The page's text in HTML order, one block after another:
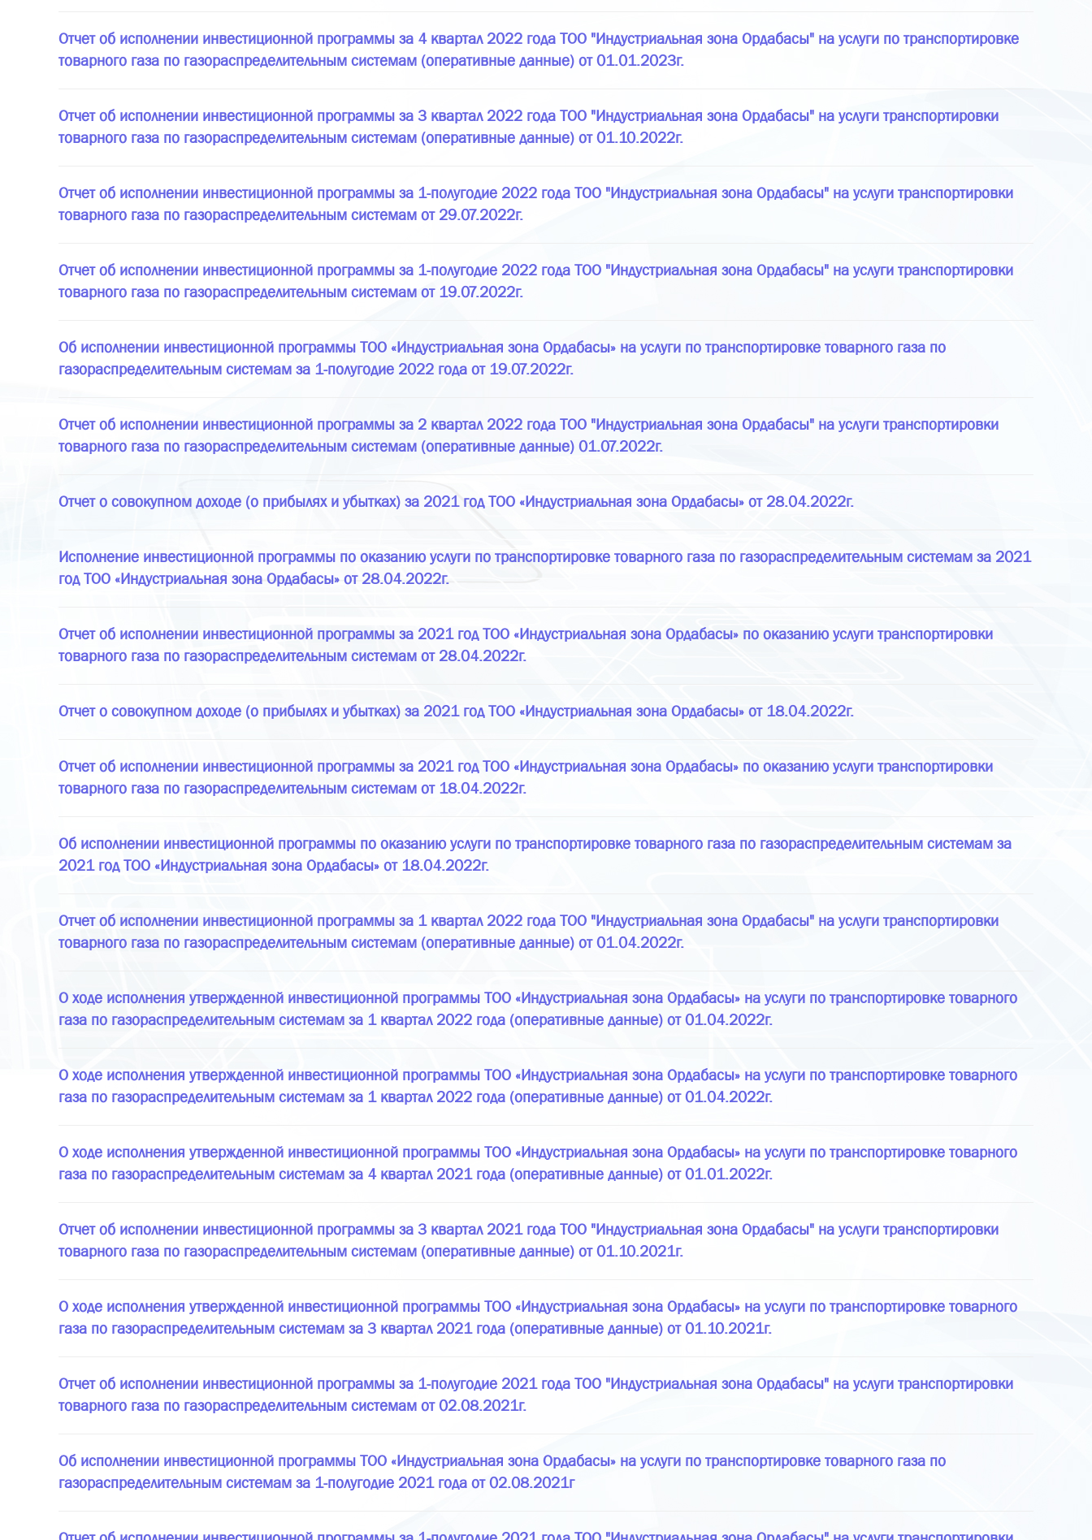
Отчет об исполнении инвестиционной программы за 4 квартал 2022 года ТОО "Индустриальная зона Ордабасы" на услуги по транспортировке
товарного газа по газораспределительным системам (оперативные данные) от 01.01.2023г.
Отчет об исполнении инвестиционной программы за 3 квартал 2022 года ТОО "Индустриальная зона Ордабасы" на услуги транспортировки
товарного газа по газораспределительным системам (оперативные данные) от 01.10.2022г.
Отчет об исполнении инвестиционной программы за 1-полугодие 2022 года ТОО "Индустриальная зона Ордабасы" на услуги транспортировки
товарного газа по газораспределительным системам от 29.07.2022г.
Отчет об исполнении инвестиционной программы за 1-полугодие 2022 года ТОО "Индустриальная зона Ордабасы" на услуги транспортировки
товарного газа по газораспределительным системам от 19.07.2022г.
Об исполнении инвестиционной программы ТОО «Индустриальная зона Ордабасы» на услуги по транспортировке товарного газа по
газораспределительным системам за 1-полугодие 2022 года от 19.07.2022г.
Отчет об исполнении инвестиционной программы за 2 квартал 2022 года ТОО "Индустриальная зона Ордабасы" на услуги транспортировки
товарного газа по газораспределительным системам (оперативные данные) 01.07.2022г.
Отчет о совокупном доходе (о прибылях и убытках) за 2021 год ТОО «Индустриальная зона Ордабасы» от 28.04.2022г.
Исполнение инвестиционной программы по оказанию услуги по транспортировке товарного газа по газораспределительным системам за 2021
год ТОО «Индустриальная зона Ордабасы» от 28.04.2022г.
Отчет об исполнении инвестиционной программы за 2021 год ТОО «Индустриальная зона Ордабасы» по оказанию услуги транспортировки
товарного газа по газораспределительным системам от 28.04.2022г.
Отчет о совокупном доходе (о прибылях и убытках) за 2021 год ТОО «Индустриальная зона Ордабасы» от 18.04.2022г.
Отчет об исполнении инвестиционной программы за 2021 год ТОО «Индустриальная зона Ордабасы» по оказанию услуги транспортировки
товарного газа по газораспределительным системам от 18.04.2022г.
Об исполнении инвестиционной программы по оказанию услуги по транспортировке товарного газа по газораспределительным системам за
2021 год ТОО «Индустриальная зона Ордабасы» от 18.04.2022г.
Отчет об исполнении инвестиционной программы за 1 квартал 2022 года ТОО "Индустриальная зона Ордабасы" на услуги транспортировки
товарного газа по газораспределительным системам (оперативные данные) от 01.04.2022г.
О ходе исполнения утвержденной инвестиционной программы ТОО «Индустриальная зона Ордабасы» на услуги по транспортировке товарного
газа по газораспределительным системам за 1 квартал 2022 года (оперативные данные) от 01.04.2022г.
О ходе исполнения утвержденной инвестиционной программы ТОО «Индустриальная зона Ордабасы» на услуги по транспортировке товарного
газа по газораспределительным системам за 1 квартал 2022 года (оперативные данные) от 01.04.2022г.
О ходе исполнения утвержденной инвестиционной программы ТОО «Индустриальная зона Ордабасы» на услуги по транспортировке товарного
газа по газораспределительным системам за 4 квартал 2021 года (оперативные данные) от 01.01.2022г.
Отчет об исполнении инвестиционной программы за 3 квартал 2021 года ТОО "Индустриальная зона Ордабасы" на услуги транспортировки
товарного газа по газораспределительным системам (оперативные данные) от 01.10.2021г.
О ходе исполнения утвержденной инвестиционной программы ТОО «Индустриальная зона Ордабасы» на услуги по транспортировке товарного
газа по газораспределительным системам за 3 квартал 2021 года (оперативные данные) от 01.10.2021г.
Отчет об исполнении инвестиционной программы за 1-полугодие 2021 года ТОО "Индустриальная зона Ордабасы" на услуги транспортировки
товарного газа по газораспределительным системам от 02.08.2021г.
Об исполнении инвестиционной программы ТОО «Индустриальная зона Ордабасы» на услуги по транспортировке товарного газа по
газораспределительным системам за 1-полугодие 2021 года от 02.08.2021г